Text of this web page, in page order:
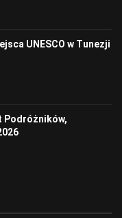
UNESCO w Tunezji
Podróżników,